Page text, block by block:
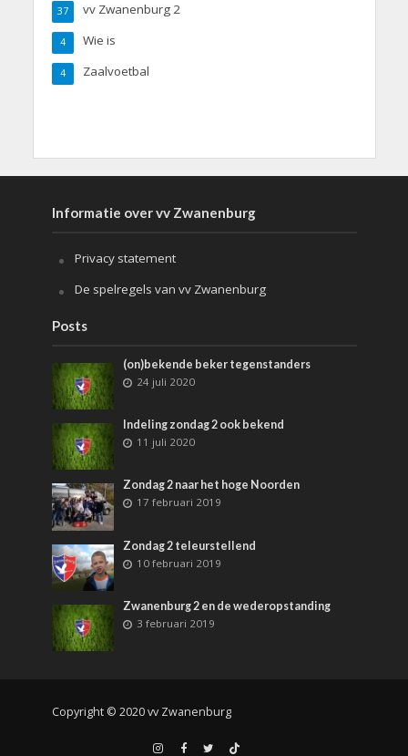
vv Zwanenburg 2
37
Wie is
4
Zaalvoetbal
4
Informatie over vv Zwanenburg
Privacy statement
De spelregels van vv Zwanenburg
Posts
(on)bekende beker tegenstanders
24 juli 2020
Indeling zondag 2 ook bekend
11 juli 2020
Zondag 2 naar het hoge Noorden
17 februari 2019
Zondag 2 teleurstellend
10 februari 2019
Zwanenburg 2 en de wederopstanding
3 februari 2019
Copyright © 2020 vv Zwanenburg